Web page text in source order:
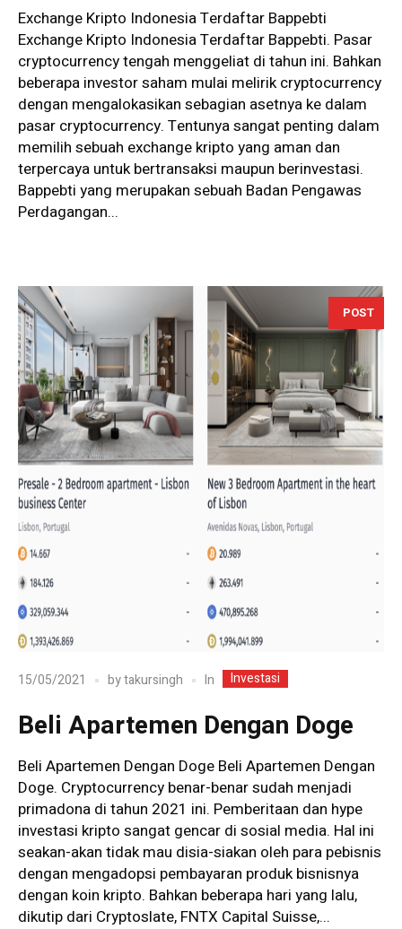
Exchange Kripto Indonesia Terdaftar Bappebti
Exchange Kripto Indonesia Terdaftar Bappebti. Pasar
cryptocurrency tengah menggeliat di tahun ini. Bahkan
beberapa investor saham mulai melirik cryptocurrency
dengan mengalokasikan sebagian asetnya ke dalam
pasar cryptocurrency. Tentunya sangat penting dalam
memilih sebuah exchange kripto yang aman dan
terpercaya untuk bertransaksi maupun berinvestasi.
Bappebti yang merupakan sebuah Badan Pengawas
Perdagangan...
POST
15/05/2021 bytakursingh In Investasi
Beli Apartemen Dengan Doge
Beli Apartemen Dengan Doge Beli Apartemen Dengan
Doge. Cryptocurrency benar-benar sudah menjadi
primadona di tahun 2021 ini. Pemberitaan dan hype
investasi kripto sangat gencar di sosial media. Hal ini
seakan-akan tidak mau disia-siakan oleh para pebisnis
dengan mengadopsi pembayaran produk bisnisnya
dengan koin kripto. Bahkan beberapa hari yang lalu,
dikutip dari Cryptoslate, FNTX Capital Suisse,...